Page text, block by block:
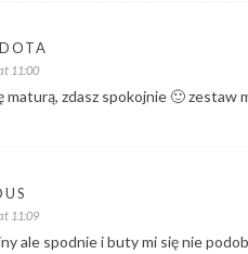
11:00
maturą, zdasz spokojnie 🙂 zestaw
11:09
ale spodnie i buty mi się nie